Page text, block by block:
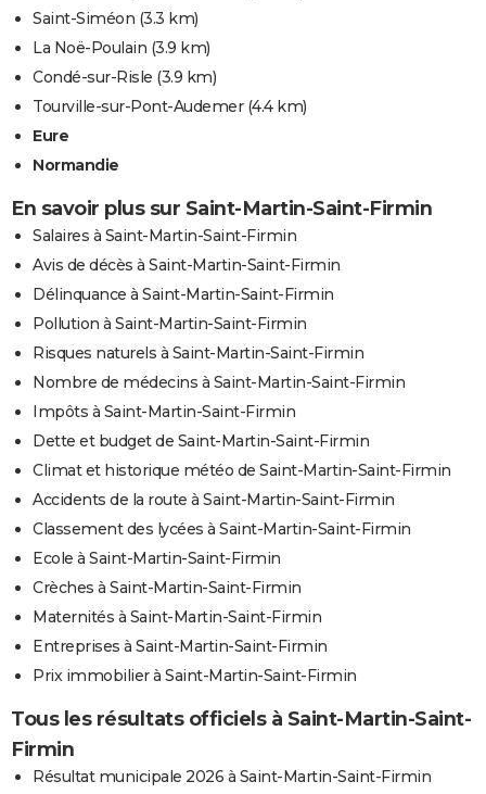
Saint-Siméon (3.3 km)
La Noë-Poulain (3.9 km)
Condé-sur-Risle (3.9 km)
Tourville-sur-Pont-Audemer(4.4 km)
Eure
Normandie
En savoir plus sur Saint-Martin-Saint-Firmin
Salaires à Saint-Martin-Saint-Firmin
Avis de décès à Saint-Martin-Saint-Firmin
Délinquance à Saint-Martin-Saint-Firmin
Pollution à Saint-Martin-Saint-Firmin
Risques naturels à Saint-Martin-Saint-Firmin
Nombre de médecins à Saint-Martin-Saint-Firmin
Impôts à Saint-Martin-Saint-Firmin
Dette et budget de Saint-Martin-Saint-Firmin
Climat et historique météo de Saint-Martin-Saint-Firmin
Accidents de la route à Saint-Martin-Saint-Firmin
Classement des lycées à Saint-Martin-Saint-Firmin
Ecole à Saint-Martin-Saint-Firmin
Crèches à Saint-Martin-Saint-Firmin
Maternités à Saint-Martin-Saint-Firmin
Entreprises à Saint-Martin-Saint-Firmin
Prix immobilier à Saint-Martin-Saint-Firmin
Tous les résultats officiels à Saint-Martin-Saint-
Firmin
Résultat municipale 2026 à Saint-Martin-Saint-Firmin